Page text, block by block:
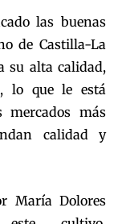
las buenas
de Castilla-La
su alta calidad,
lo que le está
mercados más
calidad y
María Dolores